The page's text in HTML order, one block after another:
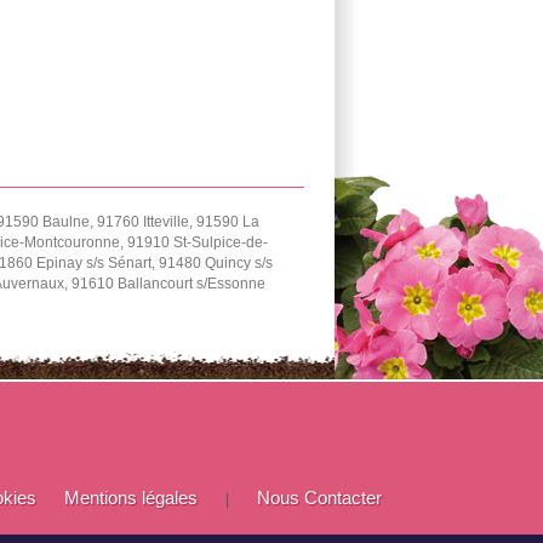
Baulne, 91760 Itteville, 91590 La
Montcouronne, 91910 St-Sulpice-de-
Epinay s/s Sénart, 91480 Quincy s/s
91610 Ballancourt s/Essonne
Mentions légales Nous Contacter